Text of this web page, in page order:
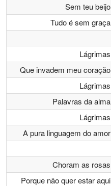
Sem teu beijo
Tudo é sem graça
Lágrimas
Que invadem meu coração
Lágrimas
Palavras da alma
Lágrimas
A pura linguagem do amor
Choram as rosas
Porque não quer estar aqui